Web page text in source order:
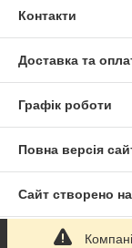
Контакти
Доставка та
Графік роботи
Повна версія
Сайт створено
Політика